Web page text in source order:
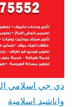
واناشيد اسلامية